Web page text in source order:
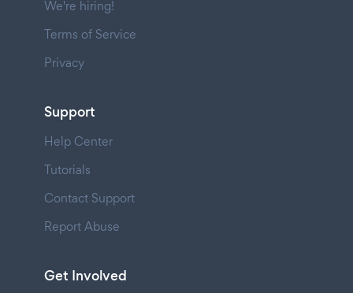
We're hiring!
Terms of Service
Privacy
Support
Help Center
Tutorials
Contact Support
Report Abuse
Get Involved